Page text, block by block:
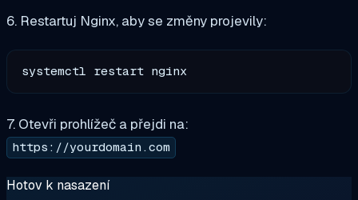
6. Restartuj Nginx, aby se změny projevily:
7. Otevři prohlížeč a přejdi na:
https://yourdomain.com
Hotov k nasazení